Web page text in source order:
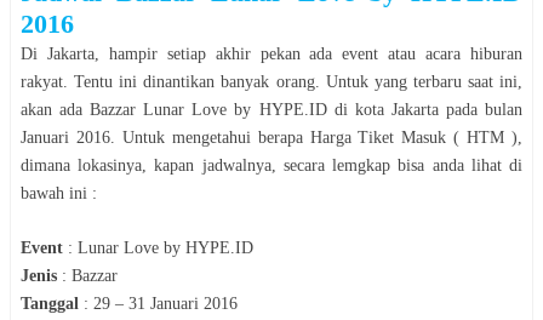
2016
Di Jakarta, hampir setiap akhir pekan ada event atau acara hiburan
rakyat. Tentu ini dinantikan banyak orang. Untuk yang terbaru saat ini,
akan adaBazzar Lunar Love by HYPE.IDdi kota Jakartapada bulan
Januari 2016. Untuk mengetahui berapa Harga Tiket Masuk ( HTM ),
dimana lokasinya, kapan jadwalnya, secara lemgkap bisa anda lihat di
bawah ini :
Event : Lunar Love by HYPE.ID
Jenis : Bazzar
Tanggal : 29 – 31 Januari 2016